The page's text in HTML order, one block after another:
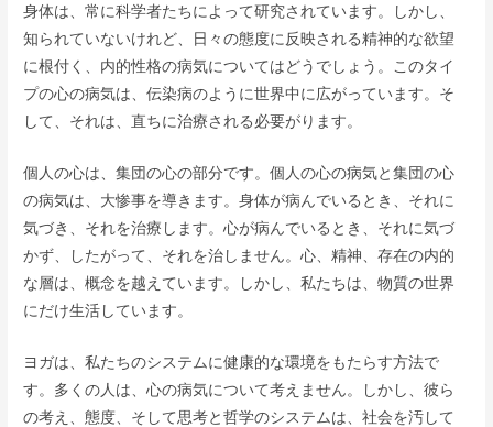
身体は、常に科学者たちによって研究されています。しかし、
知られていないけれど、日々の態度に反映される精神的な欲望
に根付く、内的性格の病気についてはどうでしょう。このタイ
プの心の病気は、伝染病のように世界中に広がっています。そ
して、それは、直ちに治療される必要がります。
個人の心は、集団の心の部分です。個人の心の病気と集団の心
の病気は、大惨事を導きます。身体が病んでいるとき、それに
気づき、それを治療します。心が病んでいるとき、それに気づ
かず、したがって、それを治しません。心、精神、存在の内的
な層は、概念を越えています。しかし、私たちは、物質の世界
にだけ生活しています。
ヨガは、私たちのシステムに健康的な環境をもたらす方法で
す。多くの人は、心の病気について考えません。しかし、彼ら
の考え、態度、そして思考と哲学のシステムは、社会を汚して